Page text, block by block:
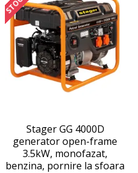
Stager GG 4000D
generator open-frame
3.5kW, monofazat,
benzina, pornire la sfoara